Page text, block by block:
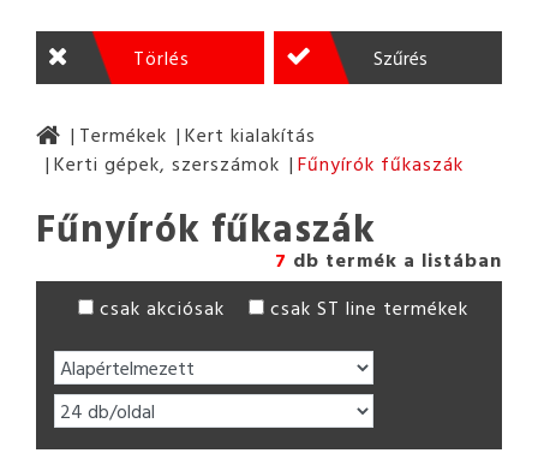
Törlés Szűrés
Termékek
Kert kialakítás
Kerti gépek, szerszámok
Fűnyírók fűkaszák
Fűnyírók fűkaszák
7 db termék a listában
csak akciósak
csak ST line termékek